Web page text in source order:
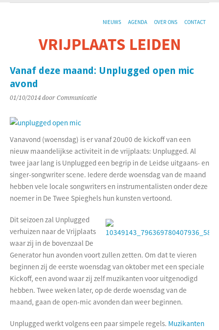
NIEUWS AGENDA OVER ONS CONTACT
VRIJPLAATS LEIDEN
Vanaf deze maand: Unplugged open mic
avond
01/10/2014door Communicatie
Vanavond (woensdag) is er vanaf 20u00 de kickoff van een
nieuw maandelijkse activiteit in de vrijplaats: Unplugged. Al
twee jaar lang is Unplugged een begrip in de Leidse uitgaans- en
singer-songwriter scene. Iedere derde woensdag van de maand
hebben vele locale songwriters en instrumentalisten onder deze
noemer in De Twee Spieghels hun kunsten vertoond.
Dit seizoen zal Unplugged
verhuizen naar de Vrijplaats
waar zij in de bovenzaal De
Generator hun avonden voort zullen zetten. Om dat te vieren
beginnen zij de eerste woensdag van oktober met een speciale
Kickoff, een avond waar zij zelf muzikanten voor uitgenodigd
hebben. Twee weken later, op de derde woensdag van de
maand, gaan de open-mic avonden dan weer beginnen.
Unplugged werkt volgens een paar simpele regels. Muzikanten